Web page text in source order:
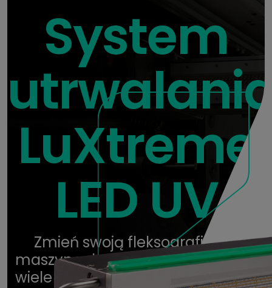
System
LuXtreme
LED UV
Zmień swoją fleksograficzną
maszynę drukarską UV w mający
wiele zalet system utrwalania LED